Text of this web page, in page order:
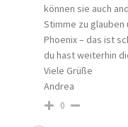
können sie auch
Stimme zu
Phoenix – das ist
du hast weiterhin
Viele Grüße
Andrea
0